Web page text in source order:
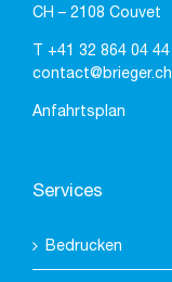
CH – 2108 Couvet
+41 32 864 04 44
contact@brieger.ch
Anfahrtsplan
Services
Bedrucken